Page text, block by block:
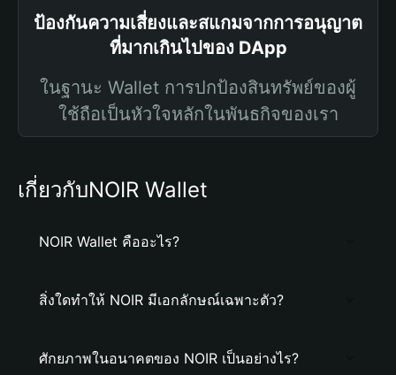
ป้องกันความเสี่ยงและสแกมจากการอนุญาต
ที่มากเกินไปของ DApp
ในฐานะ Wallet การปกป้องสินทรัพย์ของผู้
ใช้ถือเป็นหัวใจหลักในพันธกิจของเรา
เกี่ยวกับNOIR Wallet
NOIR Wallet คืออะไร?
สิ่งใดทำให้ NOIR มีเอกลักษณ์เฉพาะตัว?
ศักยภาพในอนาคตของ NOIR เป็นอย่างไร?